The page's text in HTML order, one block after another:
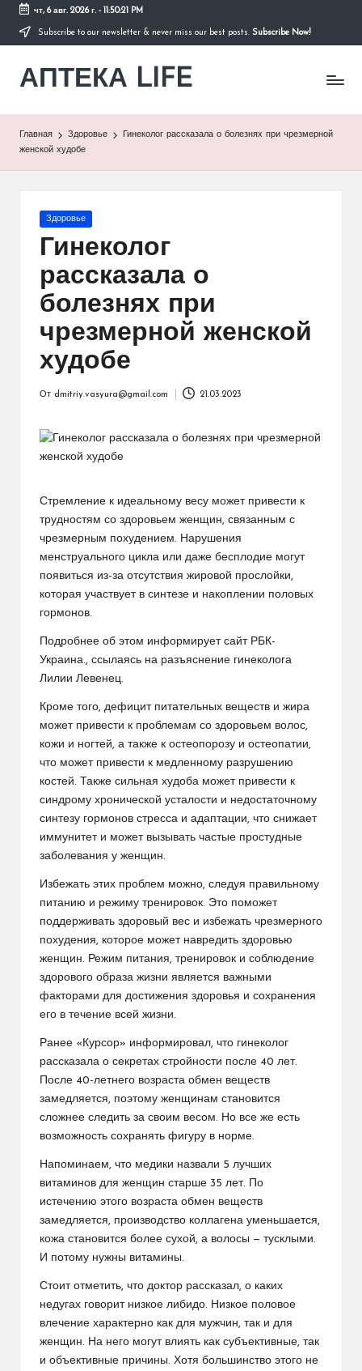
Перейти
содержимому
чт, 6 авг. 2026 г.- 11:50:21 PM
Subscribe to our newsletter & never miss our best posts. Subscribe Now!
АПТЕКА LIFE
сайт
здоровом
Главная Здоровье
Гинеколог рассказала о болезнях при чрезмерной
женской худобе
Опубликовано
Здоровье
Гинеколог
рассказала о
болезнях при
чрезмерной женской
худобе
От dmitriy.vasyura@gmail.com 21.03.2023
Стремление к идеальному весу может привести к
трудностям со здоровьем женщин, связанным с
чрезмерным похудением. Нарушения
менструального цикла или даже бесплодие могут
появиться из-за отсутствия жировой прослойки,
которая участвует в синтезе и накоплении половых
гормонов.
Подробнее об этом информирует сайт РБК-
Украина., ссылаясь на разъяснение гинеколога
Лилии Левенец.
Кроме того, дефицит питательных веществ и жира
может привести к проблемам со здоровьем волос,
кожи и ногтей, а также к остеопорозу и остеопатии,
что может привести к медленному разрушению
костей. Также сильная худоба может привести к
синдрому хронической усталости и недостаточному
синтезу гормонов стресса и адаптации, что снижает
иммунитет и может вызывать частые простудные
заболевания у женщин.
Избежать этих проблем можно, следуя правильному
питанию и режиму тренировок. Это поможет
поддерживать здоровый вес и избежать чрезмерного
похудения, которое может навредить здоровью
женщин. Режим питания, тренировок и соблюдение
здорового образа жизни является важными
факторами для достижения здоровья и сохранения
его в течение всей жизни.
Ранее «Курсор» информировал, что гинеколог
рассказала о секретах стройности после 40 лет.
После 40-летнего возраста обмен веществ
замедляется, поэтому женщинам становится
сложнее следить за своим весом. Но все же есть
возможность сохранять фигуру в норме.
Напоминаем, что медики назвали 5 лучших
витаминов для женщин старше 35 лет. По
истечению этого возраста обмен веществ
замедляется, производство коллагена уменьшается,
кожа становится более сухой, а волосы — тусклыми.
И потому нужны витамины.
Стоит отметить, что доктор рассказал, о каких
недугах говорит низкое либидо. Низкое половое
влечение характерно как для мужчин, так и для
женщин. На него могут влиять как субъективные, так
и объективные причины. Хотя большинство этого не